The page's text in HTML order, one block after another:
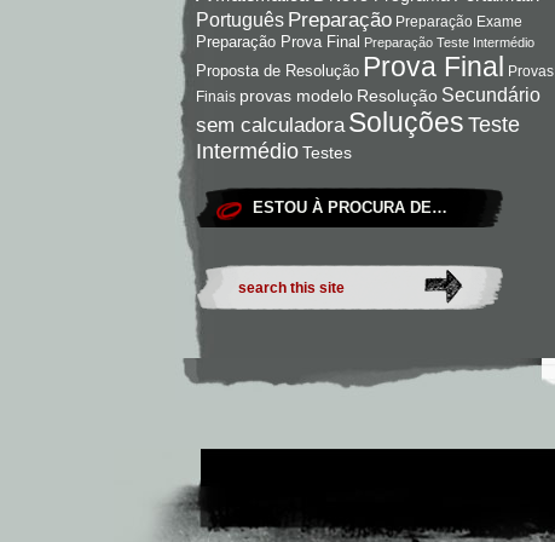
Português Preparação Preparação Exame
Preparação Prova Final Preparação Teste Intermédio
Proposta de Resolução Prova Final Provas
Finais provas modelo Resolução Secundário
sem calculadora Soluções Teste
IntermédioTestes
ESTOU À PROCURA DE…